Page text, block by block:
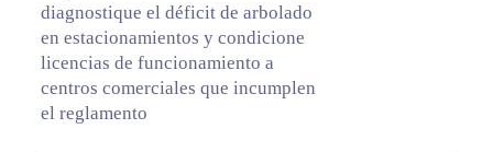
diagnostique el déficit de arbolado
en estacionamientos y condicione
licencias de funcionamiento a
centros comerciales que incumplen
el reglamento